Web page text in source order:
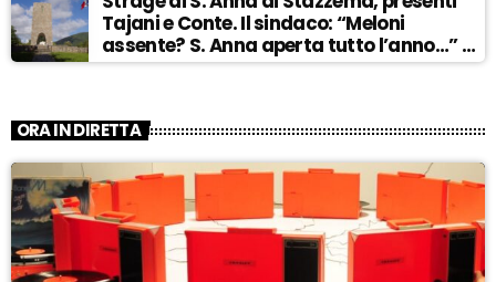
Tajani e Conte. Il sindaco: “Meloni
assente? S. Anna aperta tutto l’anno…” –
ASCOLTA
ORA IN DIRETTA